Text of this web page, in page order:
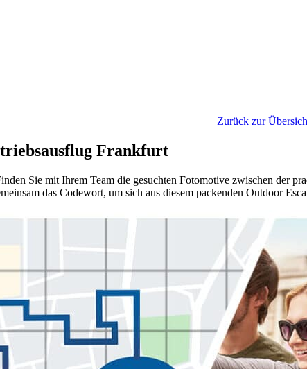
Zurück zur
Frankfurt
Sie mit Ihrem Team die gesuchten Fotomotive zwischen der
das Codewort, um sich aus diesem packenden Outdoor